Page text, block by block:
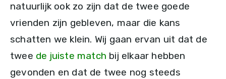
natuurlijk ook zo zijn dat de twee goede
vrienden zijn gebleven, maar die kans
schatten we klein. Wij gaan ervan uit dat de
twee de juiste match bij elkaar hebben
gevonden en dat de twee nog steeds